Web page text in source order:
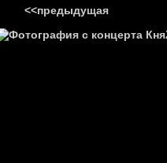
<<предыдущая